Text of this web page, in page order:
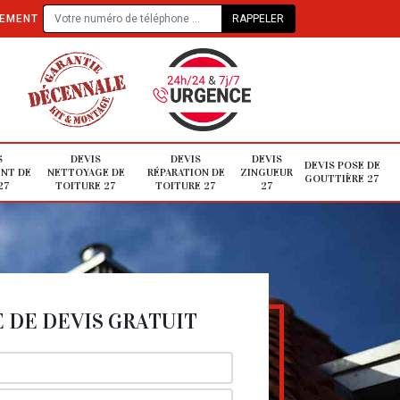
DE
DEVIS
NETTOYAGE DE
TOITURE 27
DEVIS
RÉPARATION DE
TOITURE 27
DEVIS
ZINGUEUR
27
DEVIS POSE DE
GOUTTIÈRE 27
DEVIS GRATUIT